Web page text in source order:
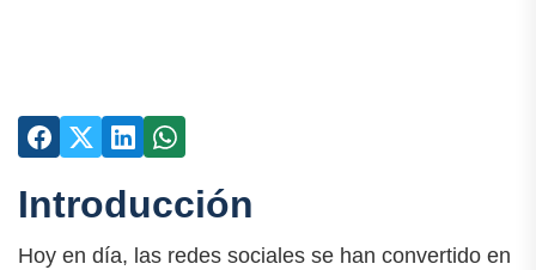
Introducción
Hoy en día, las redes sociales se han convertido en